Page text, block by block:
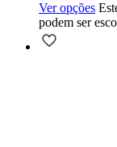
Ver opções
podem ser